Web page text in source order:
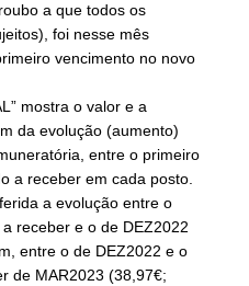
a que todos os
foi nesse mês
vencimento no novo
mostra o valor e a
da evolução (aumento)
entre o primeiro
a receber em cada posto.
a evolução entre o
receber e o de DEZ2022
entre o de DEZ2022 e o
de MAR2023 (38,97€;